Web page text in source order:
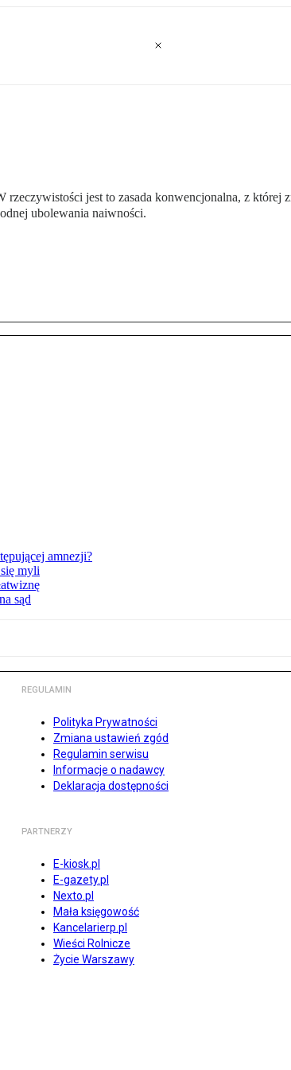
jest to zasada konwencjonalna, z
ubolewania naiwności.
amnezji?
myli
sąd
REGULAMIN
Polityka Prywatności
Zmiana ustawień zgód
Regulamin serwisu
Informacje o nadawcy
Deklaracja dostępności
PARTNERZY
E-kiosk.pl
E-gazety.pl
Nexto.pl
Mała księgowość
Kancelarierp.pl
Wieści Rolnicze
Życie Warszawy